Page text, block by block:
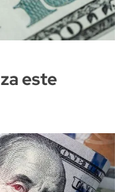
este